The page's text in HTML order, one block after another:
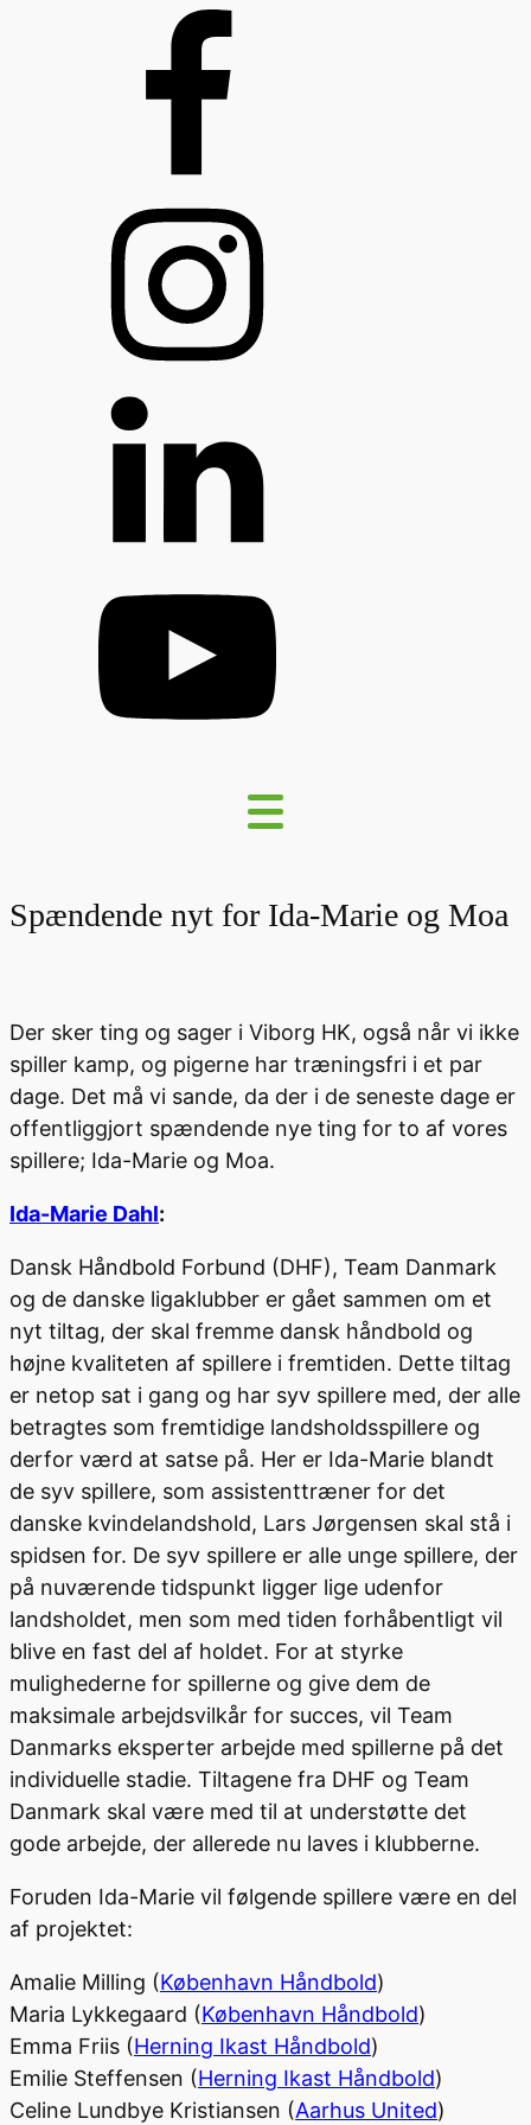
Spændende nyt for Ida-Marie og Moa
Der sker ting og sager i Viborg HK, også når vi ikke
spiller kamp, og pigerne har træningsfri i et par
dage. Det må vi sande, da der i de seneste dage er
offentliggjort spændende nye ting for to af vores
spillere; Ida-Marie og Moa.
Ida-Marie Dahl:
Dansk Håndbold Forbund (DHF), Team Danmark
og de danske ligaklubber er gået sammen om et
nyt tiltag, der skal fremme dansk håndbold og
højne kvaliteten af spillere i fremtiden. Dette tiltag
er netop sat i gang og har syv spillere med, der alle
betragtes som fremtidige landsholdsspillere og
derfor værd at satse på. Her er Ida-Marie blandt
de syv spillere, som assistenttræner for det
danske kvindelandshold, Lars Jørgensen skal stå i
spidsen for. De syv spillere er alle unge spillere, der
på nuværende tidspunkt ligger lige udenfor
landsholdet, men som med tiden forhåbentligt vil
blive en fast del af holdet. For at styrke
mulighederne for spillerne og give dem de
maksimale arbejdsvilkår for succes, vil Team
Danmarks eksperter arbejde med spillerne på det
individuelle stadie. Tiltagene fra DHF og Team
Danmark skal være med til at understøtte det
gode arbejde, der allerede nu laves i klubberne.
Foruden Ida-Marie vil følgende spillere være en del
af projektet:
Amalie Milling (København Håndbold)
Maria Lykkegaard (København Håndbold)
Emma Friis (Herning Ikast Håndbold)
Emilie Steffensen (Herning Ikast Håndbold)
Celine Lundbye Kristiansen (Aarhus United)